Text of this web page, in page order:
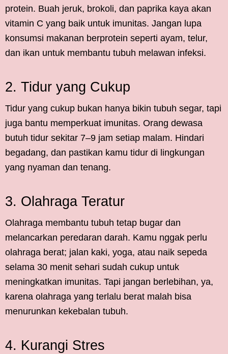
protein. Buah jeruk, brokoli, dan paprika kaya akan
vitamin C yang baik untuk imunitas. Jangan lupa
konsumsi makanan berprotein seperti ayam, telur,
dan ikan untuk membantu tubuh melawan infeksi.
2. Tidur yang Cukup
Tidur yang cukup bukan hanya bikin tubuh segar, tapi
juga bantu memperkuat imunitas. Orang dewasa
butuh tidur sekitar 7–9 jam setiap malam. Hindari
begadang, dan pastikan kamu tidur di lingkungan
yang nyaman dan tenang.
3. Olahraga Teratur
Olahraga membantu tubuh tetap bugar dan
melancarkan peredaran darah. Kamu nggak perlu
olahraga berat; jalan kaki, yoga, atau naik sepeda
selama 30 menit sehari sudah cukup untuk
meningkatkan imunitas. Tapi jangan berlebihan, ya,
karena olahraga yang terlalu berat malah bisa
menurunkan kekebalan tubuh.
4. Kurangi Stres